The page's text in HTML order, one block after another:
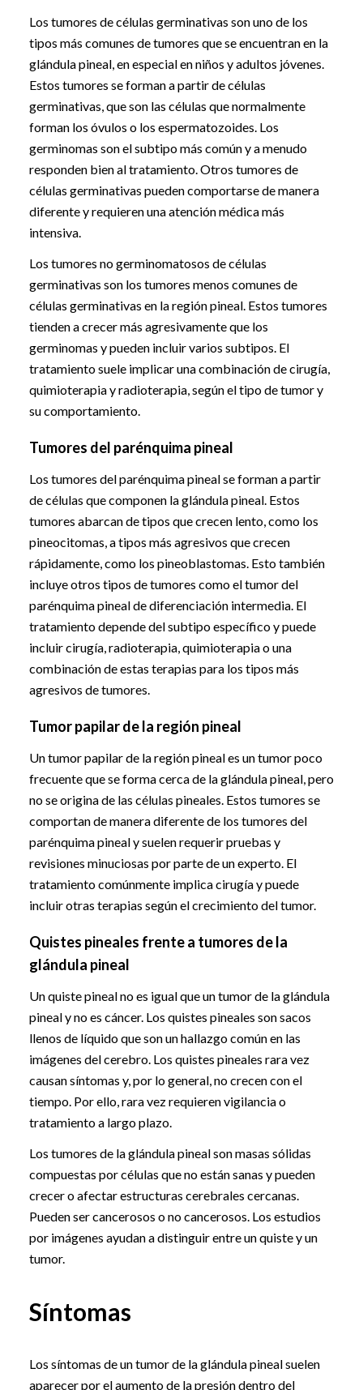
Los tumores de células germinativas son uno de los
tipos más comunes de tumores que se encuentran en la
glándula pineal, en especial en niños y adultos jóvenes.
Estos tumores se forman a partir de células
germinativas, que son las células que normalmente
forman los óvulos o los espermatozoides. Los
germinomas son el subtipo más común y a menudo
responden bien al tratamiento. Otros tumores de
células germinativas pueden comportarse de manera
diferente y requieren una atención médica más
intensiva.
Los tumores no germinomatosos de células
germinativas son los tumores menos comunes de
células germinativas en la región pineal. Estos tumores
tienden a crecer más agresivamente que los
germinomas y pueden incluir varios subtipos. El
tratamiento suele implicar una combinación de cirugía,
quimioterapia y radioterapia, según el tipo de tumor y
su comportamiento.
Tumores del parénquima pineal
Los tumores del parénquima pineal se forman a partir
de células que componen la glándula pineal. Estos
tumores abarcan de tipos que crecen lento, como los
pineocitomas, a tipos más agresivos que crecen
rápidamente, como los pineoblastomas. Esto también
incluye otros tipos de tumores como el tumor del
parénquima pineal de diferenciación intermedia. El
tratamiento depende del subtipo específico y puede
incluir cirugía, radioterapia, quimioterapia o una
combinación de estas terapias para los tipos más
agresivos de tumores.
Tumor papilar de la región pineal
Un tumor papilar de la región pineal es un tumor poco
frecuente que se forma cerca de la glándula pineal, pero
no se origina de las células pineales. Estos tumores se
comportan de manera diferente de los tumores del
parénquima pineal y suelen requerir pruebas y
revisiones minuciosas por parte de un experto. El
tratamiento comúnmente implica cirugía y puede
incluir otras terapias según el crecimiento del tumor.
Quistes pineales frente a tumores de la
glándula pineal
Un quiste pineal no es igual que un tumor de la glándula
pineal y no es cáncer. Los quistes pineales son sacos
llenos de líquido que son un hallazgo común en las
imágenes del cerebro. Los quistes pineales rara vez
causan síntomas y, por lo general, no crecen con el
tiempo. Por ello, rara vez requieren vigilancia o
tratamiento a largo plazo.
Los tumores de la glándula pineal son masas sólidas
compuestas por células que no están sanas y pueden
crecer o afectar estructuras cerebrales cercanas.
Pueden ser cancerosos o no cancerosos. Los estudios
por imágenes ayudan a distinguir entre un quiste y un
tumor.
Síntomas
Los síntomas de un tumor de la glándula pineal suelen
aparecer por el aumento de la presión dentro del